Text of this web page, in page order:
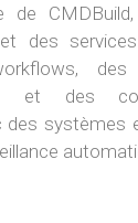
de
des services
des
et des
des systèmes